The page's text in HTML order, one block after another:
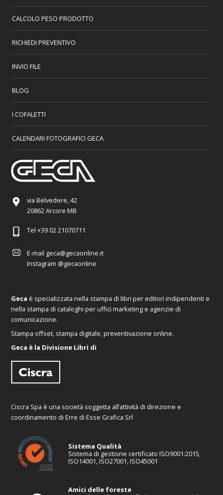
CALCOLO PESO PRODOTTO
RICHIEDI PREVENTIVO
INVIO FILE
BLOG
I COFALETTI
CALENDARI FOTOGRAFICI GECA
via Belvedere, 42
20862 Arcore MB
Tel +39 02 21070711
E-mail geca@gecaonline.it
Instagram @gecaonline
Geca è specializzata nella stampa di libri per editori indipendenti e
nella stampa di cataloghi per uffici marketing e agenzie di
comunicazione.
Stampa offset, stampa digitale, preventivazione online.
Geca è la Divisione Libri di
Ciscra Spa è una società soggetta all’attività di direzione e
coordinamento di Erre di Esse Grafica Srl
Sistema Qualità
Sistema di gestione certificato ISO9001:2015,
ISO14001, ISO27001, ISO45001
Amici delle foreste